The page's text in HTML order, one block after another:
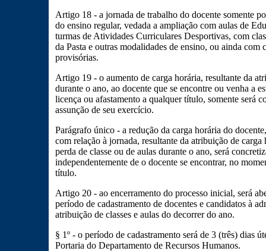
Artigo 18 - a jornada de trabalho do docente somente
do ensino regular, vedada a ampliação com aulas de
turmas de Atividades Curriculares Desportivas, com
da Pasta e outras modalidades de ensino, ou ainda com
provisórias.
Artigo 19 - o aumento de carga horária, resultante da
durante o ano, ao docente que se encontre ou venha a
licença ou afastamento a qualquer título, somente será
assunção de seu exercício.
Parágrafo único - a redução da carga horária do
com relação à jornada, resultante da atribuição de
perda de classe ou de aulas durante o ano, será
independentemente de o docente se encontrar, no
título.
Artigo 20 - ao encerramento do processo inicial, será
período de cadastramento de docentes e candidatos à
atribuição de classes e aulas do decorrer do ano.
§ 1º - o período de cadastramento será de 3 (três) dias
Portaria do Departamento de Recursos Humanos.